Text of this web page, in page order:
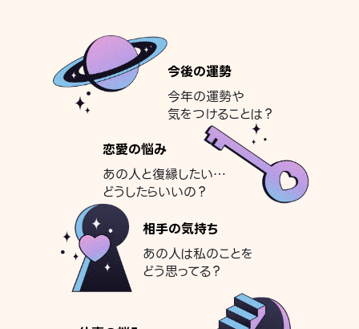
今後の運勢
今年の運勢や
気をつけることは？
恋愛の悩み
あの人と復縁したい…
どうしたらいいの？
相手の気持ち
あの人は私のことを
どう思ってる？